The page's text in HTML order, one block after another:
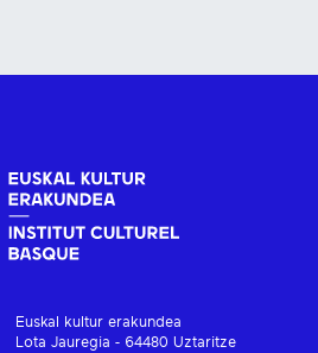
Euskal kultur erakundea
Lota Jauregia - 64480 Uztaritze